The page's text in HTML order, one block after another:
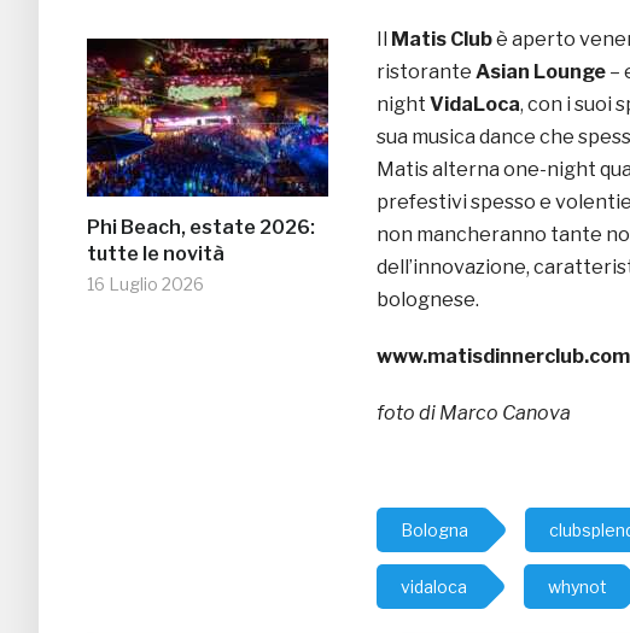
Phi Beach, estate 2026:
tutte le novità
16 Luglio 2026
Il Matis Clubè aperto
ristorante Asian Lounge –
night VidaLoca, con i suoi
sua musica dance che
Matis alterna one-night
prefestivi spesso e
non mancheranno tante
dell’innovazione,
bolognese.
www.matisdinnerclub.com
foto di Marco Canova
Bologna
vidaloca whynot